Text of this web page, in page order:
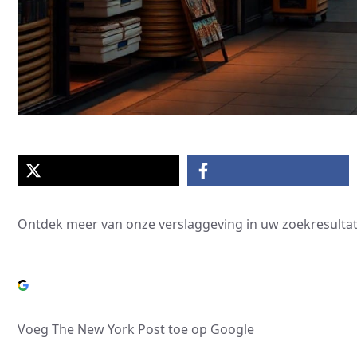
Ontdek meer van onze verslaggeving in uw
Voeg The New York Post toe op Google